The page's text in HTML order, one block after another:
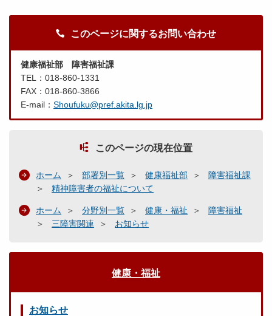
このページに関するお問い合わせ
健康福祉部 障害福祉課
TEL：018-860-1331
FAX：018-860-3866
E-mail： Shoufuku@pref.akita.lg.jp
このページの現在位置
ホーム 部署別一覧 健康福祉部
障害福祉課
精神障害者の福祉について
ホーム 分野別一覧 健康・福祉
障害福祉
三障害関連
お知らせ
健康・福祉
お知らせ